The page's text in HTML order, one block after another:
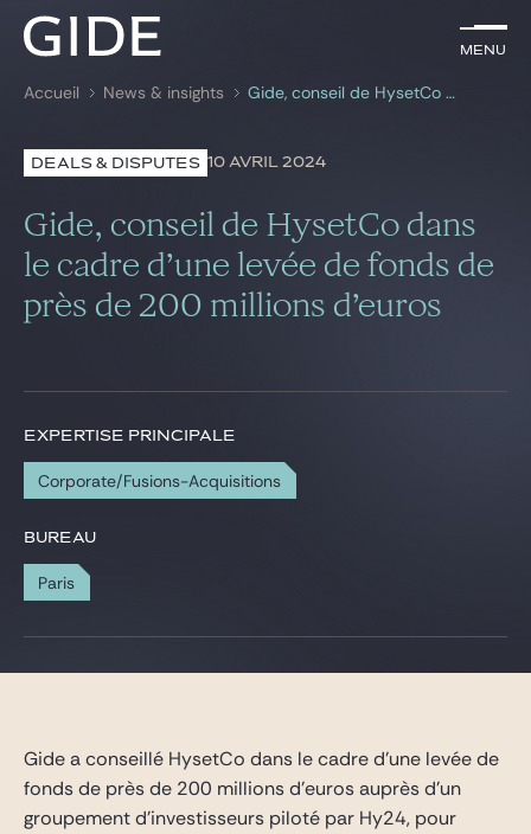
Menu
Rechercher par mots-clés
Menu
Avocats
Expertises
Global
Carrière
Gide Pro Bono et RSE
Blog Real Estate
Accueil News & insights Gide, conseil de HysetCo dans le cadre d’une levée de fonds de près de 200 millions d’euros
DEALS & DISPUTES 10 AVRIL 2024
Gide, conseil de HysetCo dans
le cadre d’une levée de fonds de
près de 200 millions d’euros
EXPERTISE PRINCIPALE
Corporate/Fusions-Acquisitions
BUREAU
Paris
Gide a conseillé HysetCo dans le cadre d’une levée de
fonds de près de 200 millions d’euros auprès d’un
groupement d’investisseurs piloté par Hy24, pour